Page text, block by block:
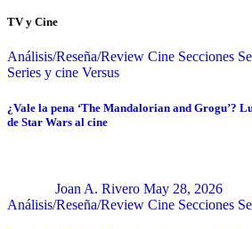
TV y Cine
Análisis/Reseña/Review Cine Secciones
Series y cine Versus
¿Vale la pena ‘The Mandalorian and Grogu’?
de Star Wars al cine
Joan A. Rivero May 28, 2026
Análisis/Reseña/Review Cine Secciones